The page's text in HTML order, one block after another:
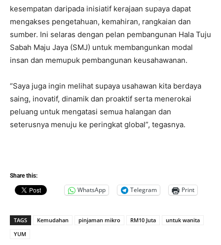
kesempatan daripada inisiatif kerajaan supaya dapat
mengakses pengetahuan, kemahiran, rangkaian dan
sumber. Ini selaras dengan pelan pembangunan Hala Tuju
Sabah Maju Jaya (SMJ) untuk membangunkan modal
insan dan memupuk pembangunan keusahawanan.
“Saya juga ingin melihat supaya usahawan kita berdaya
saing, inovatif, dinamik dan proaktif serta menerokai
peluang untuk mengatasi semua halangan dan
seterusnya menuju ke peringkat global”, tegasnya.
Share this:
WhatsApp Telegram Print
TAGS Kemudahan pinjaman mikro RM10 Juta
untuk wanita
YUM